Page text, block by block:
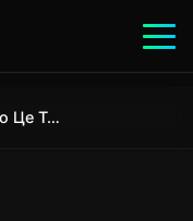
Google Sandbox: Що Це Таке на Справді Як Вийти за 3-6 Місяців